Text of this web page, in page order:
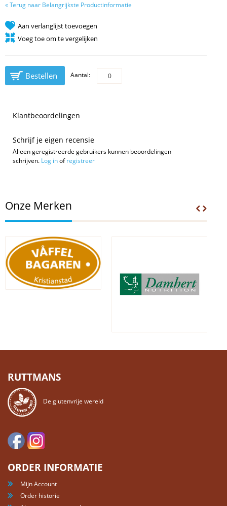
«Terug naar Belangrijkste Productinformatie
Aan verlanglijst toevoegen
Voeg toe om te vergelijken
Bestellen Aantal:
Klantbeoordelingen
Schrijf je eigen recensie
Alleen geregistreerde gebruikers kunnen beoordelingen
schrijven. Log inofregistreer
Onze Merken
RUTTMANS
De glutenvrije wereld
ORDER INFORMATIE
Mijn Account
Order historie